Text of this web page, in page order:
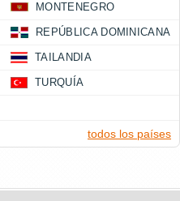
MONTENEGRO
REPÚBLICA DOMINICANA
TAILANDIA
TURQUÍA
todos los países